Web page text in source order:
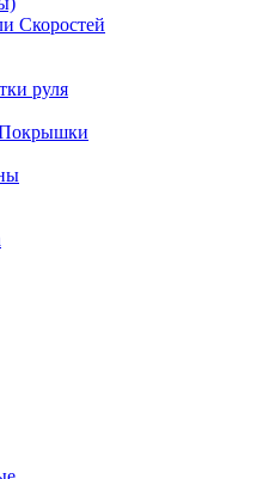
Скоростей
руля